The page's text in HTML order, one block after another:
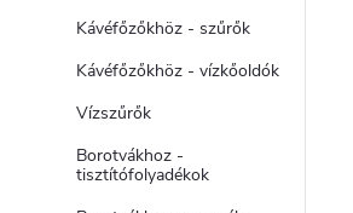
Kávéfőzőkhöz - szűrők
Kávéfőzőkhöz - vízkőoldók
Vízszűrők
Borotvákhoz -
tisztítófolyadékok